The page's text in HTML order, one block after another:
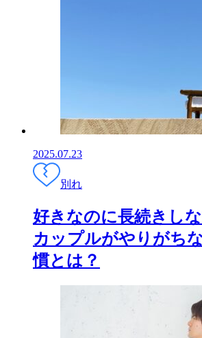
2025.07.23
別れ
好きなのに長続きし
カップルがやりがち
慣とは？